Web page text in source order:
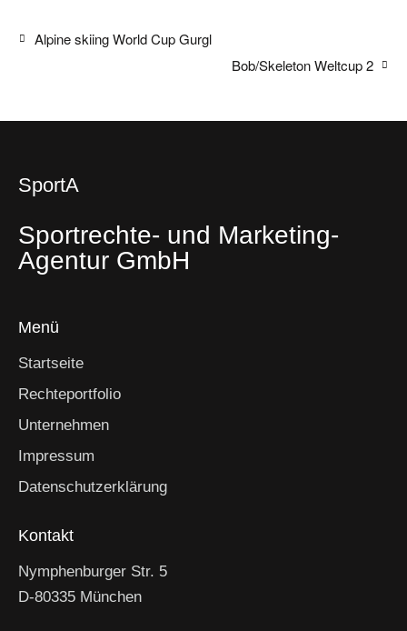
Alpine skiing World Cup Gurgl
Bob/Skeleton Weltcup 2
SportA
Sportrechte- und Marketing-
Agentur GmbH
Menü
Startseite
Rechteportfolio
Unternehmen
Impressum
Datenschutzerklärung
Kontakt
Nymphenburger Str. 5
D-80335 München